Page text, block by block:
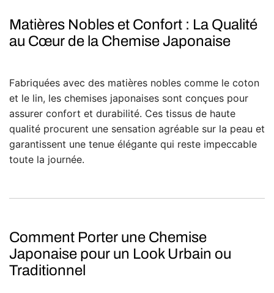
Matières Nobles et Confort : La Qualité
au Cœur de la Chemise Japonaise
Fabriquées avec des matières nobles comme le coton
et le lin, les chemises japonaises sont conçues pour
assurer confort et durabilité. Ces tissus de haute
qualité procurent une sensation agréable sur la peau et
garantissent une tenue élégante qui reste impeccable
toute la journée.
Comment Porter une Chemise
Japonaise pour un Look Urbain ou
Traditionnel